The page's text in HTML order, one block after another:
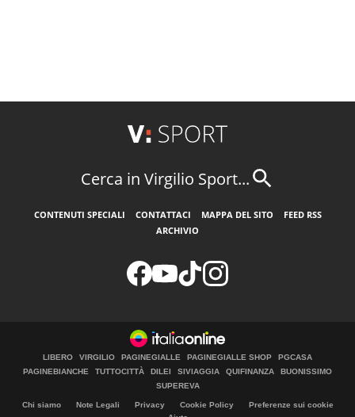
Cerca in Virgilio Sport...
CONTENUTI SPECIALI CONTATTACI MAPPA DEL SITO
FEED RSS
ARCHIVIO
LIBERO VIRGILIO PAGINEGIALLE PAGINEGIALLE SHOP
PGCASA
PAGINEBIANCHE
TUTTOCITTÀ DILEI SIVIAGGIA QUIFINANZA
BUONISSIMO
SUPEREVA
Chi siamo Note Legali Privacy Cookie Policy
Preferenze sui cookie